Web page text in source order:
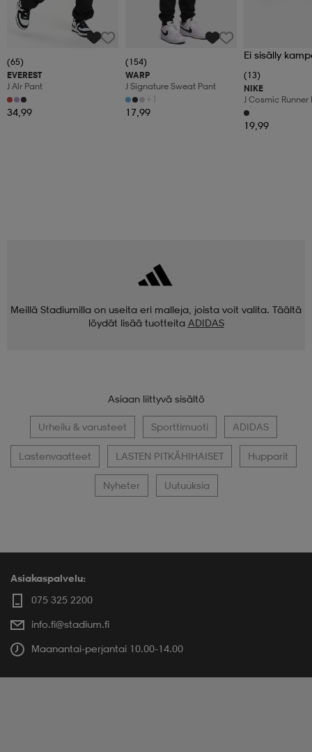
(65)
EVEREST
J Alr Pant
34,99
(154)
WARP
J Signature Sweat Pant
+1
17,99
Ei sisälly
(13)
NIKE
J Cosmic Runner
19,99
Meillä Stadiumilla on useita eri malleja, joista voit valita. Täältä
löydät lisää tuotteita ADIDAS
Asiaan liittyvä sisältö
Urheilu & varusteet Sporttimuoti ADIDAS
Lastenvaatteet LASTEN PITKÄHIHAISET Hupparit
Nyheter Uutuuksia
Asiakaspalvelu:
075 325 2200
info.fi@stadium.fi
Maanantai-perjantai 10.00-14.00